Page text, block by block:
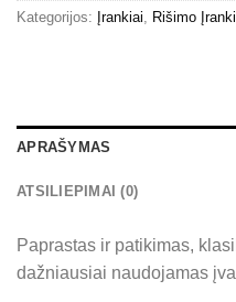
Kategorijos: Įrankiai, Rišimo
APRAŠYMAS
ATSILIEPIMAI (0)
Paprastas ir patikimas,
dažniausiai naudojamas